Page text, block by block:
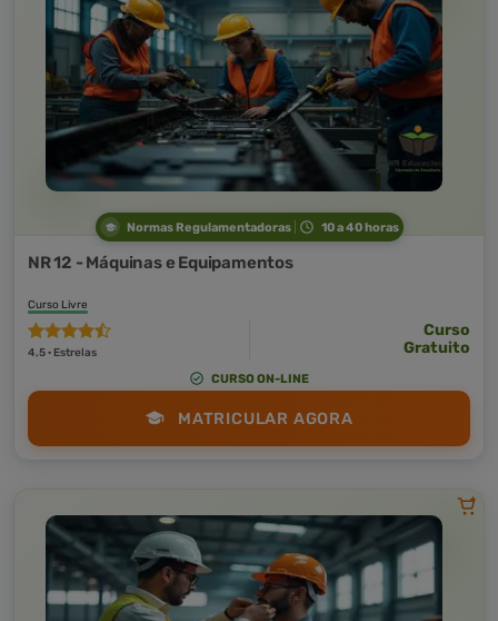
Normas Regulamentadoras 10 a 40 horas
NR 12 - Máquinas e Equipamentos
Curso Livre
4,5 · Estrelas
Curso
Gratuito
CURSO ON-LINE
MATRICULAR AGORA